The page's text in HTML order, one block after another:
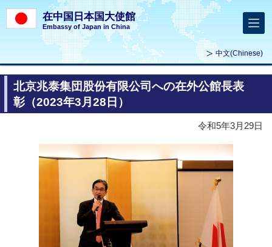
在中国日本国大使館
Embassy of Japan in China
中文(Chinese)
北京兆泰集団股份有限公司への在外公館長表
彰（2023年3月28日）
令和5年3月29日